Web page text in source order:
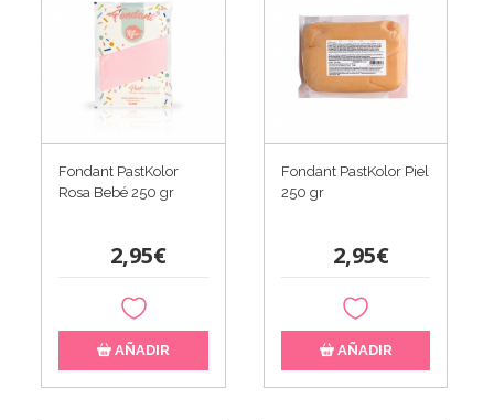
Fondant PastKolor
Rosa Bebé 250 gr
2,95€
AÑADIR
Fondant PastKolor Piel
250 gr
2,95€
AÑADIR